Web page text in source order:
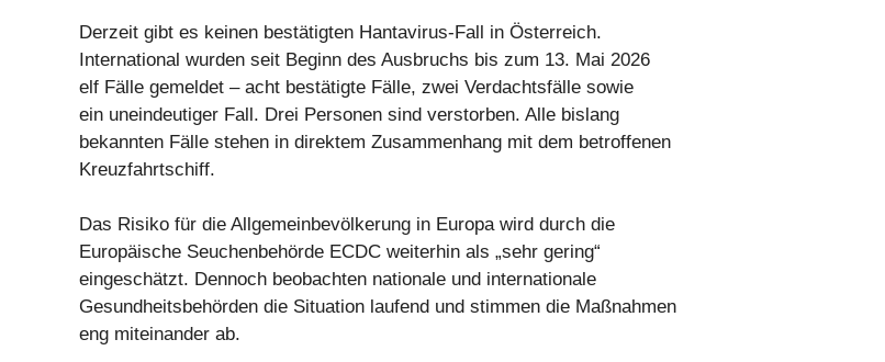
Derzeit gibt es keinen bestätigten Hantavirus-Fall in Österreich.
International wurden seit Beginn des Ausbruchs bis zum 13. Mai 2026
elf Fälle gemeldet – acht bestätigte Fälle, zwei Verdachtsfälle sowie
ein uneindeutiger Fall. Drei Personen sind verstorben. Alle bislang
bekannten Fälle stehen in direktem Zusammenhang mit dem betroffenen
Kreuzfahrtschiff.
Das Risiko für die Allgemeinbevölkerung in Europa wird durch die
Europäische Seuchenbehörde ECDC weiterhin als „sehr gering“
eingeschätzt. Dennoch beobachten nationale und internationale
Gesundheitsbehörden die Situation laufend und stimmen die Maßnahmen
eng miteinander ab.